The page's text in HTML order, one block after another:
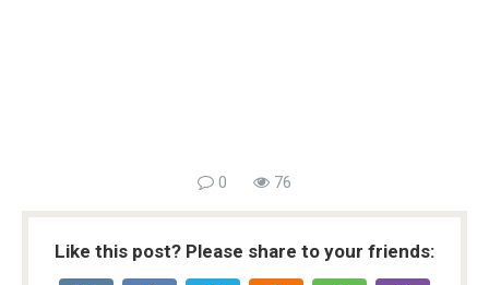
0 76
Like this post? Please share to your friends: